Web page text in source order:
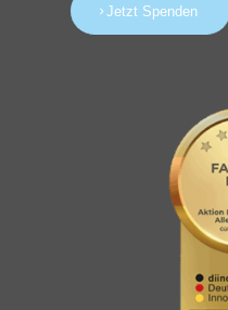
Jetzt Spenden